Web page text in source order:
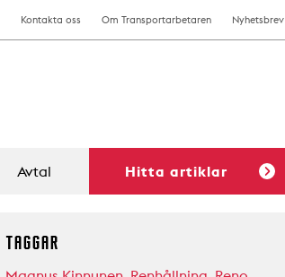
Kontakta oss Om Transportarbetaren Nyhetsbrev
Avtal Hitta artiklar
TAGGAR